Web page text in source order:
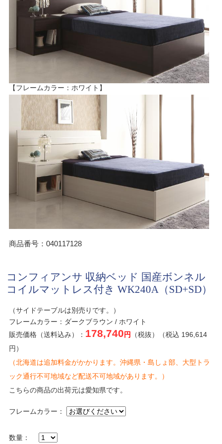
【フレームカラー：ホワイト】
商品番号：040117128
コンフィアンサ 収納ベッド 国産ボンネル
コイルマットレス付き WK240A（SD+SD）
（サイドテーブルは別売りです。）
フレームカラー：ダークブラウン / ホワイト
販売価格（送料込み）： 178,740円 （税抜）（税込 196,614
円）
（北海道は追加料金がかかります。沖縄県・島しょ部、大型トラ
ック通行不可地域など配送不可地域があります。）
こちらの商品の出荷元は愛知県です。
フレームカラー：
数量：